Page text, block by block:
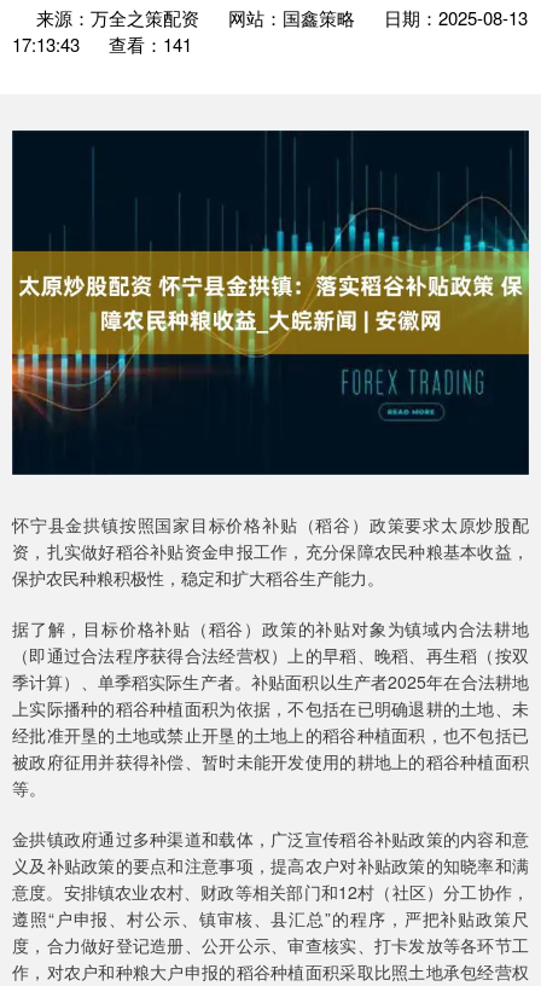
来源：万全之策配资 网站：国鑫策略
日期：2025-08-13
17:13:43
查看：141
怀宁县金拱镇按照国家目标价格补贴（稻谷）政策要求太原炒股配
资，扎实做好稻谷补贴资金申报工作，充分保障农民种粮基本收益，
保护农民种粮积极性，稳定和扩大稻谷生产能力。
据了解，目标价格补贴（稻谷）政策的补贴对象为镇域内合法耕地
（即通过合法程序获得合法经营权）上的早稻、晚稻、再生稻（按双
季计算）、单季稻实际生产者。补贴面积以生产者2025年在合法耕地
上实际播种的稻谷种植面积为依据，不包括在已明确退耕的土地、未
经批准开垦的土地或禁止开垦的土地上的稻谷种植面积，也不包括已
被政府征用并获得补偿、暂时未能开发使用的耕地上的稻谷种植面积
等。
金拱镇政府通过多种渠道和载体，广泛宣传稻谷补贴政策的内容和意
义及补贴政策的要点和注意事项，提高农户对补贴政策的知晓率和满
意度。安排镇农业农村、财政等相关部门和12村（社区）分工协作，
遵照“户申报、村公示、镇审核、县汇总”的程序，严把补贴政策尺
度，合力做好登记造册、公开公示、审查核实、打卡发放等各环节工
作，对农户和种粮大户申报的稻谷种植面积采取比照土地承包经营权